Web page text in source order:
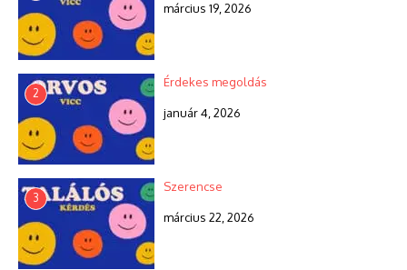
március 19, 2026
2
Érdekes megoldás
január 4, 2026
3
Szerencse
március 22, 2026